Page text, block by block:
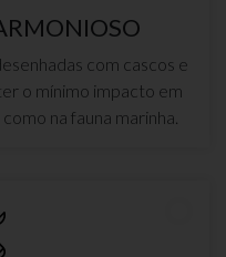
com cascos e
o mínimo impacto em
na fauna marinha.